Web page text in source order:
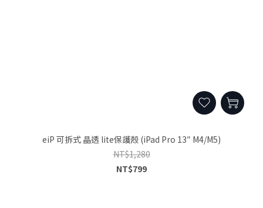
eiP 可拆式 晶透 lite保護殼 (iPad Pro 13″ M4/M5)
NT$1,280
NT$799